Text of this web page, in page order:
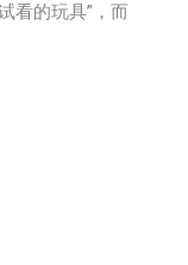
看的玩具”，而